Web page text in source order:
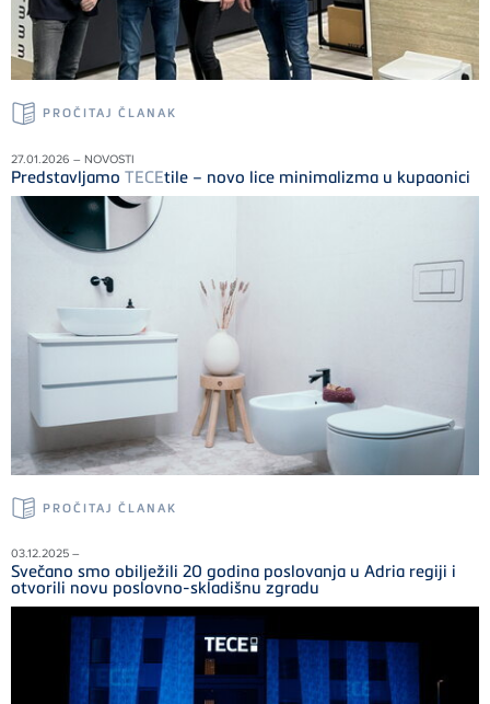
PROČITAJ ČLANAK
27.01.2026 – NOVOSTI
Predstavljamo TECEtile – novo lice minimalizma u kupaonici
PROČITAJ ČLANAK
03.12.2025 –
Svečano smo obilježili 20 godina poslovanja u Adria regiji i
otvorili novu poslovno-skladišnu zgradu